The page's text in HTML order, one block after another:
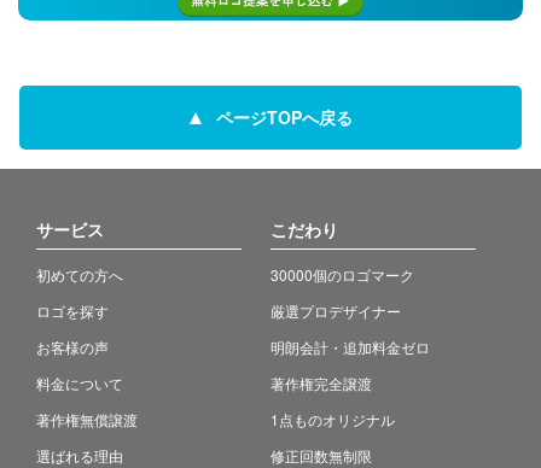
ページTOPへ戻る
サービス
初めての方へ
ロゴを探す
お客様の声
料金について
著作権無償譲渡
選ばれる理由
こだわり
30000個のロゴマーク
厳選プロデザイナー
明朗会計・追加料金ゼロ
著作権完全譲渡
1点ものオリジナル
修正回数無制限